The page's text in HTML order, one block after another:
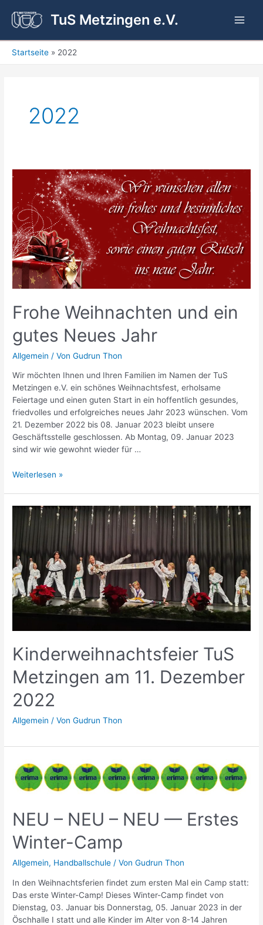
Inhalt
springen
TuS Metzingen e.V.
Startseite 2022
2022
Frohe Weihnachten und ein
gutes Neues Jahr
Allgemein / VonGudrun Thon
Wir möchten Ihnen und Ihren Familien im Namen der TuS
Metzingen e.V. ein schönes Weihnachtsfest, erholsame
Feiertage und einen guten Start in ein hoffentlich gesundes,
friedvolles und erfolgreiches neues Jahr 2023 wünschen. Vom
21. Dezember 2022 bis 08. Januar 2023 bleibt unsere
Geschäftsstelle geschlossen. Ab Montag, 09. Januar 2023
sind wir wie gewohnt wieder für …
Frohe
gutes
Jahr
Weiterlesen »
Kinderweihnachtsfeier TuS
Metzingen am 11. Dezember
2022
Allgemein / VonGudrun Thon
NEU – NEU – NEU — Erstes
Winter-Camp
Allgemein, Handballschule / VonGudrun Thon
In den Weihnachtsferien findet zum ersten Mal ein Camp statt:
Das erste Winter-Camp! Dieses Winter-Camp findet von
Dienstag, 03. Januar bis Donnerstag, 05. Januar 2023 in der
Öschhalle I statt und alle Kinder im Alter von 8-14 Jahren